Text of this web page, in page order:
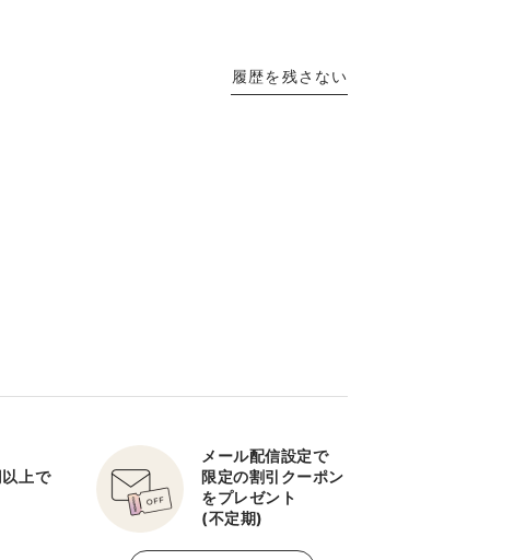
履歴を残さない
上で
メール配信設定で
限定の割引クーポン
をプレゼント
(不定期)